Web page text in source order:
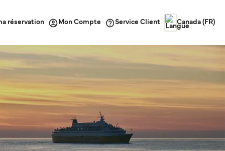
réservation Mon Compte Service Client Canada (FR)